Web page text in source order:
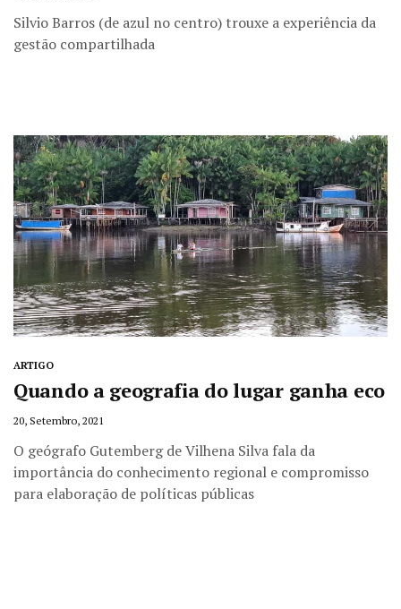
Silvio Barros (de azul no centro) trouxe a experiência da
gestão compartilhada
ARTIGO
Quando a geografia do lugar ganha eco
20, Setembro, 2021
O geógrafo Gutemberg de Vilhena Silva fala da
importância do conhecimento regional e compromisso
para elaboração de políticas públicas